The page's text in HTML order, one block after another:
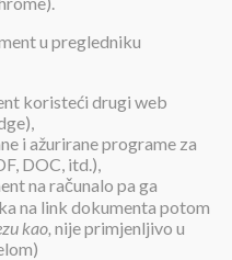
i osnovnih
u pregledniku
koristeći drugi web
i ažurirane programe za
DOC, itd.),
na računalo pa ga
na link dokumenta potom
kao, nije primjenljivo u